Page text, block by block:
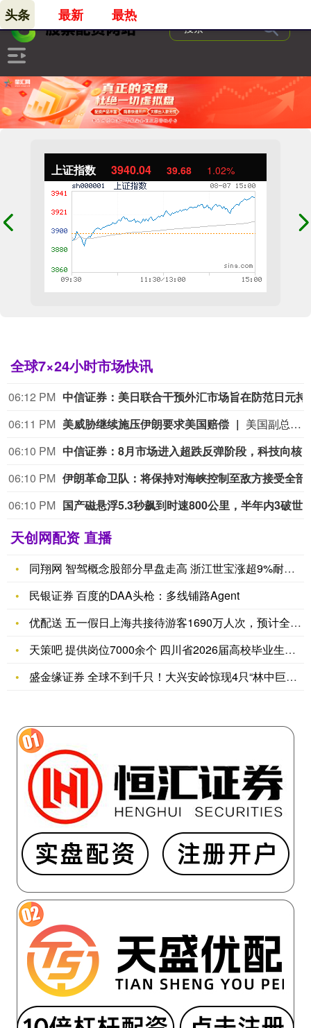
上证指数 3940.04 39.68 1.02%
全球7×24小时市场快讯
06:12 PM
06:11 PM 美威胁继续施压伊朗要求美国赔偿
美国副总统万斯8月8日表示，美伊冲突还没有结束，目前仍处于“博弈中段”，并表示美方将会继续施压。而伊朗方面表示，霍尔木兹海峡的通航议题并不以美方表态为准，即便与阿曼达成协议，也不意味着重新开放霍尔木兹海峡，伊朗的条件包括美国应对违反谅解备忘录的行为作出赔偿等。据在伊朗德黑兰的总台记者李健南观察，伊朗国内的分析认为，尽管冲突和战争给伊朗国内经济带来负面影响，但伊朗不会轻易放弃霍尔木兹海峡这一反制美国的重要手段。如果美国不改变敌对政策，不在伊朗问题上作出实质性让步，伊朗也不会以牺牲国家安全来换取短暂的经济缓和。（CCTV国际时讯）
06:10 PM
中信证券：8月市场进入超跌反弹阶段，科技向核
06:10 PM
06:10 PM
天创网配资 直播
同翔网 智驾概念股部分早盘走高 浙江世宝涨超9%耐世特涨超7
民银证券 百度的DAA头枪：多线铺路Agent
优配送 五一假日上海共接待游客1690万人次，预计全要素旅游
天策吧 提供岗位7000余个 四川省2026届高校毕业生硕博
盛金缘证券 全球不到千只！大兴安岭惊现4只“林中巨兽”，一只
头条 最新 最热